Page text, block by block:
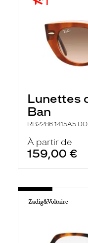
Lunettes
Ban
RB2286 1415A5
À partir de
159,00 €